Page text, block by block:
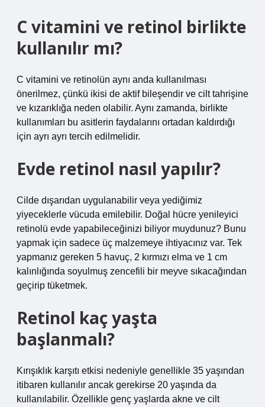
C vitamini ve retinol birlikte
kullanılır mı?
C vitamini ve retinolün aynı anda kullanılması
önerilmez, çünkü ikisi de aktif bileşendir ve cilt tahrişine
ve kızarıklığa neden olabilir. Aynı zamanda, birlikte
kullanımları bu asitlerin faydalarını ortadan kaldırdığı
için ayrı ayrı tercih edilmelidir.
Evde retinol nasıl yapılır?
Cilde dışarıdan uygulanabilir veya yediğimiz
yiyeceklerle vücuda emilebilir. Doğal hücre yenileyici
retinolü evde yapabileceğinizi biliyor muydunuz? Bunu
yapmak için sadece üç malzemeye ihtiyacınız var. Tek
yapmanız gereken 5 havuç, 2 kırmızı elma ve 1 cm
kalınlığında soyulmuş zencefili bir meyve sıkacağından
geçirip tüketmek.
Retinol kaç yaşta
başlanmalı?
Kırışıklık karşıtı etkisi nedeniyle genellikle 35 yaşından
itibaren kullanılır ancak gerekirse 20 yaşında da
kullanılabilir. Özellikle genç yaşlarda akne ve cilt